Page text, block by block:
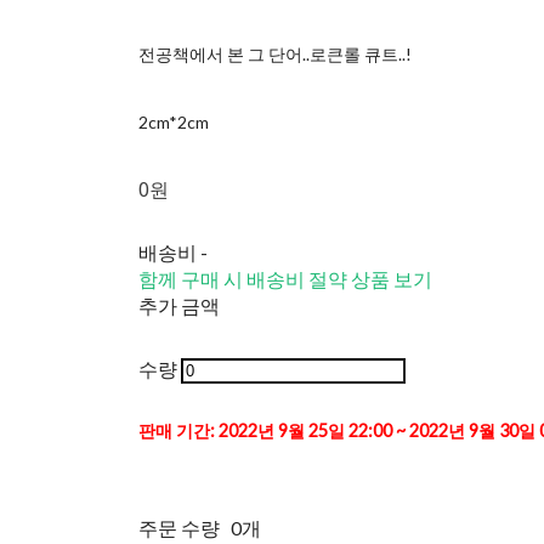
전공책에서 본 그 단어..로큰롤 큐트..!
2cm*2cm
0원
배송비 -
함께 구매 시 배송비 절약 상품 보기
추가 금액
수량
판매 기간: 2022년 9월 25일 22:00 ~ 2022년 9월 30일
주문 수량 0개